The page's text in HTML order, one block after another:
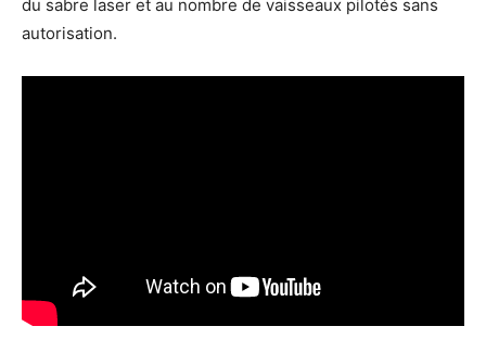
du sabre laser et au nombre de vaisseaux pilotés sans
autorisation.